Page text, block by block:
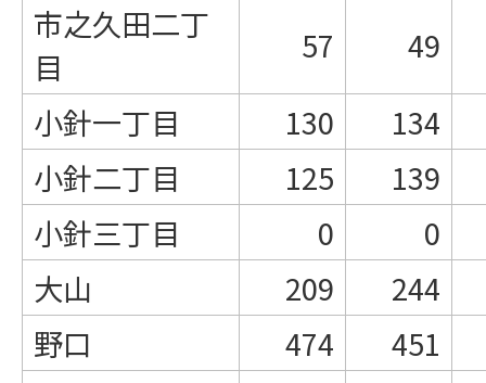
市之久田二丁
目
57
49
小針一丁目
130
134
小針二丁目
125
139
小針三丁目
0
0
大山
209
244
野口
474
451